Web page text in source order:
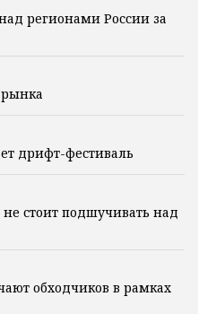
регионами России за
дрифт-фестиваль
стоит подшучивать над
обходчиков в рамках